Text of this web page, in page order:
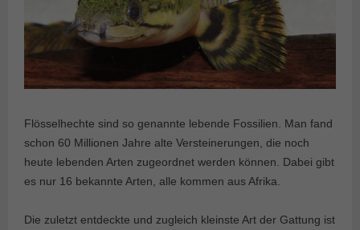
Flösselhechte sind so genannte lebende Fossilien. Man fand
schon 60 Millionen Jahre alte Versteinerungen, die noch
heute lebenden Arten zugeordnet werden können. Dabei gibt
es nur 16 bekannte Arten, alle kommen aus Afrika.
Die zuletzt entdeckte und zugleich kleinste Art der Gattung ist